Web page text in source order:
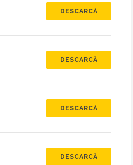
DESCARCĂ
DESCARCĂ
DESCARCĂ
DESCARCĂ